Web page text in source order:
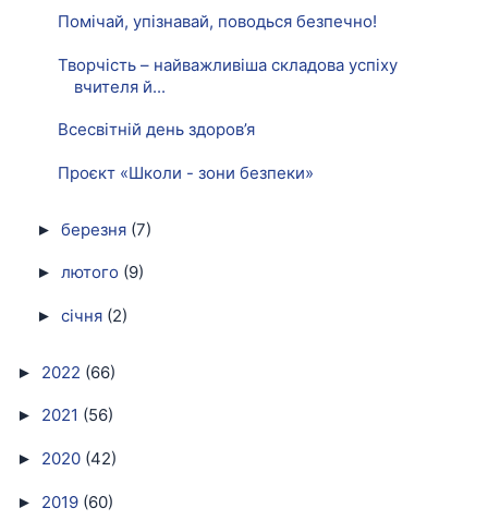
Помічай, упізнавай, поводься безпечно!
Творчість – найважливіша складова успіху
вчителя й...
Всесвітній день здоров’я
Проєкт «Школи - зони безпеки»
► березня (7)
► лютого (9)
► січня (2)
► 2022 (66)
► 2021 (56)
► 2020 (42)
► 2019 (60)